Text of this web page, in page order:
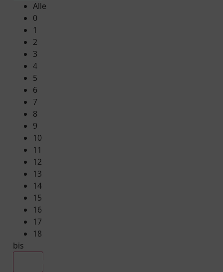
Alle
0
1
2
3
4
5
6
7
8
9
10
11
12
13
14
15
16
17
18
bis